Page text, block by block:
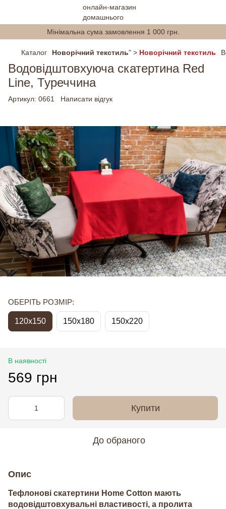
Мінімальна сума замовлення 1 000 грн.
Каталог Новорічний текстиль" > Новорічний текстиль
Водовідштовхуюча скатертина Red
Line, Туреччина
Артикул: 0661 Написати відгук
ОБЕРІТЬ РОЗМІР:
120x150 150x180 150x220
В наявності
569 грн
Купити
До обраного
Опис
Тефлонові скатертини Home Cotton мають
водовідштовхувальні властивості, а пролита